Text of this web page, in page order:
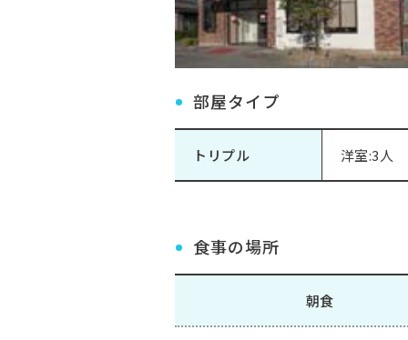
部屋タイプ
トリプル 洋室:3人
食事の場所
朝食